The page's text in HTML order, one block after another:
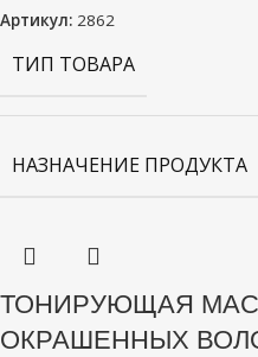
Артикул: 2862
ТИП ТОВАРА
НАЗНАЧЕНИЕ ПРОДУКТА
ТОНИРУЮЩАЯ
ОКРАШЕННЫХ